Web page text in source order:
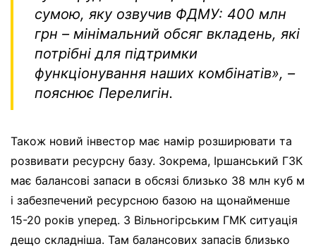
сумою, яку озвучив ФДМУ: 400 млн
грн – мінімальний обсяг вкладень, які
потрібні для підтримки
функціонування наших комбінатів», –
пояснює Перелигін.
Також новий інвестор має намір розширювати та
розвивати ресурсну базу. Зокрема, Іршанський ГЗК
має балансові запаси в обсязі близько 38 млн куб м
і забезпечений ресурсною базою на щонайменше
15-20 років уперед. З Вільногірським ГМК ситуація
дещо складніша. Там балансових запасів близько